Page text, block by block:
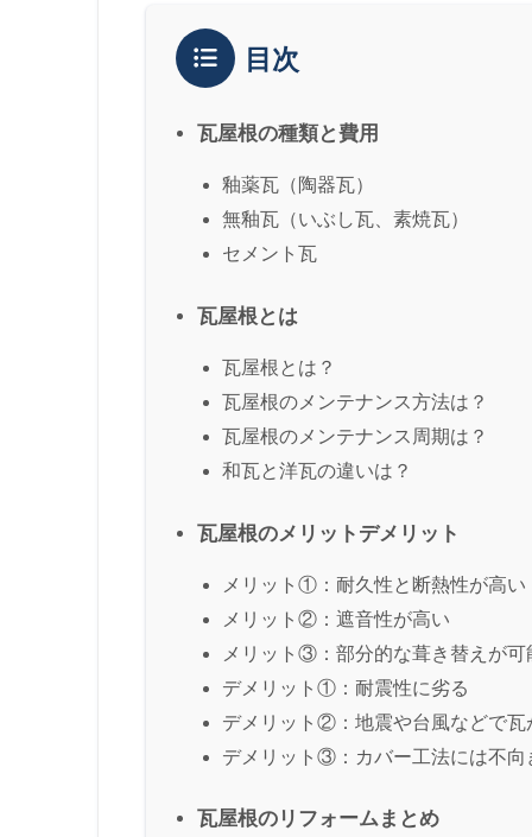
目次
瓦屋根の種類と費用
釉薬瓦（陶器瓦）
無釉瓦（いぶし瓦、素焼瓦）
セメント瓦
瓦屋根とは
瓦屋根とは？
瓦屋根のメンテナンス方法は？
瓦屋根のメンテナンス周期は？
和瓦と洋瓦の違いは？
瓦屋根のメリットデメリット
メリット①：耐久性と断熱性が高い
メリット②：遮音性が高い
メリット③：部分的な葺き替えが可
デメリット①：耐震性に劣る
デメリット②：地震や台風などで瓦
デメリット③：カバー工法には不向
瓦屋根のリフォームまとめ